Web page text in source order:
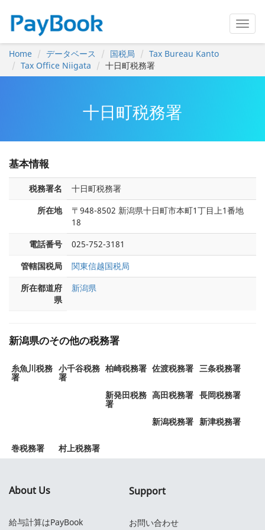
Home データベース 国税局
Tax Bureau Kanto
Tax Office Niigata
十日町税務署
十日町税務署
基本情報
税務署名
十日町税務署
所在地
〒948-8502 新潟県十日町市本町1丁目上1番地
18
電話番号
025-752-3181
管轄国税局
関東信越国税局
所在都道府
県
新潟県
新潟県のその他の税務署
糸魚川税務
署
小千谷税務
署
柏崎税務署 佐渡税務署 三条税務署
新発田税務
署
高田税務署 長岡税務署
新潟税務署 新津税務署
巻税務署 村上税務署
About Us
給与計算はPayBook
Support
お問い合わせ